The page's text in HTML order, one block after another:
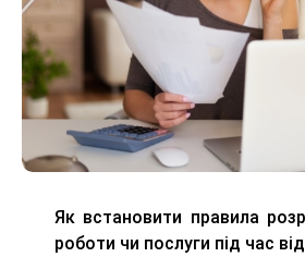
Як встановити правила
роботи чи послуги під час